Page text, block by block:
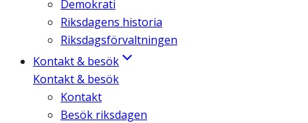
Demokrati
Riksdagens historia
Riksdagsförvaltningen
Kontakt & besök
Kontakt & besök
Kontakt
Besök riksdagen